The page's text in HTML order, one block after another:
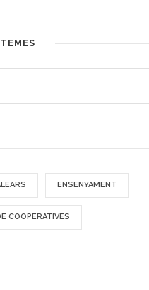
ENSENYAMENT
COOPERATIVES